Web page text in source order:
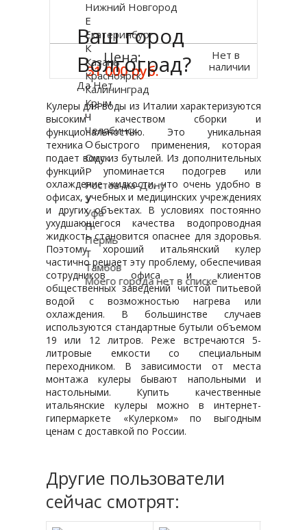
Цена:
31 000 руб.
Нет в
наличии
Кулеры для воды из Италии характеризуются
высоким качеством сборки и
функциональностью. Это уникальная
техника быстрого применения, которая
подает воду из бутылей. Из дополнительных
функций упоминается подогрев или
охлаждение жидкости, что очень удобно в
офисах, учебных и медицинских учреждениях
и других объектах. В условиях постоянно
ухудшающегося качества водопроводная
жидкость становится опаснее для здоровья.
Поэтому хороший итальянский кулер
частично решает эту проблему, обеспечивая
сотрудников офиса и клиентов
общественных заведений чистой питьевой
водой с возможностью нагрева или
охлаждения. В большинстве случаев
используются стандартные бутыли объемом
19 или 12 литров. Реже встречаются 5-
литровые емкости со специальным
переходником. В зависимости от места
монтажа кулеры бывают напольными и
настольными. Купить качественные
итальянские кулеры можно в интернет-
гипермаркете «Кулерком» по выгодным
ценам с доставкой по России.
Другие пользователи
сейчас смотрят:
Ваш город
Волгоград?
Да Нет
Нижний Новгород
Е
Екатеринбург
К
Казань
Красноярск
Калининград
Крым
Ч
Челябинск
О
Омск
Р
Ростов-на-Дону
У
Уфа
П
Пермь
Т
Тамбов
Моего города нет в списке